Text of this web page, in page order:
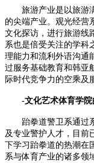
旅游产业是以旅游满
的尖端产业。观光经营
文化探访，进行旅游线
系也是倍受关注的学科
理能力和流利外语沟通
过服务基础教育和韩亚
际时代竞争力的空乘及
-文化艺术体育学院
跆拳道警卫系通过系
及专业警护人才，目前
下学习跆拳道的热潮在
系与体育产业的诸多领